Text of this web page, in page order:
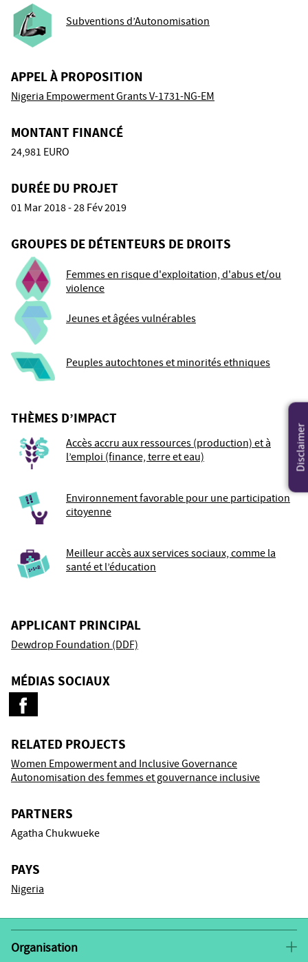
Subventions d’Autonomisation
APPEL À PROPOSITION
Nigeria Empowerment Grants V-1731-NG-EM
MONTANT FINANCÉ
24,981 EURO
DURÉE DU PROJET
01 Mar 2018 - 28 Fév 2019
GROUPES DE DÉTENTEURS DE DROITS
Femmes en risque d'exploitation, d'abus et/ou
violence
Jeunes et âgées vulnérables
Peuples autochtones et minorités ethniques
THÈMES D’IMPACT
Accès accru aux ressources (production) et à
l’emploi (finance, terre et eau)
Environnement favorable pour une participation
citoyenne
Meilleur accès aux services sociaux, comme la
santé et l’éducation
APPLICANT PRINCIPAL
Dewdrop Foundation (DDF)
MÉDIAS SOCIAUX
RELATED PROJECTS
Women Empowerment and Inclusive Governance
Autonomisation des femmes et gouvernance inclusive
PARTNERS
Agatha Chukwueke
PAYS
Nigeria
Organisation
Disclaimer